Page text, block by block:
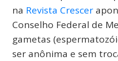
na Revista Crescer
Conselho Federal de
gametas
ser anônima e sem